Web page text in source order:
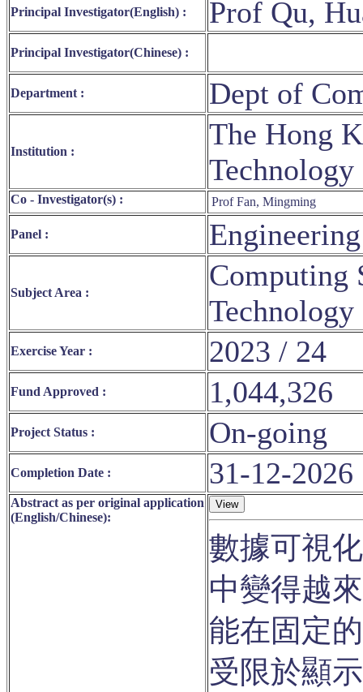
Principal Investigator(English) : Prof Qu,
Principal Investigator(Chinese) :
Department : Dept of
Institution :
The Hong
Technology
Co - Investigator(s) : Prof Fan, Mingming
Panel : Engineering
Subject Area :
Computing
Technology
Exercise Year : 2023 / 24
Fund Approved : 1,044,326
Project Status : On-going
Completion Date : 31-12-2026
Abstract as per original application
(English/Chinese):
數據可視
中變得越
能在固定
受限於顯